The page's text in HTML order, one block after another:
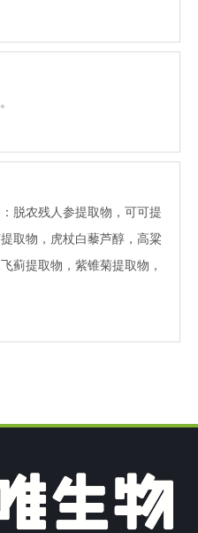
脱农残人参提取物，可可提
取物，虎杖白藜芦醇，高粱
蓟提取物，紫锥菊提取物，